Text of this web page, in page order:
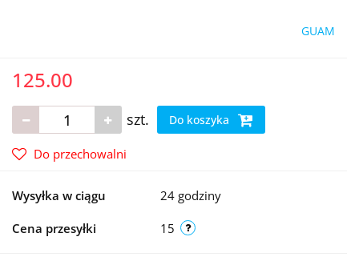
GUAM
125.00
szt. Do koszyka
Do przechowalni
Wysyłka w ciągu 24 godziny
Cena przesyłki 15